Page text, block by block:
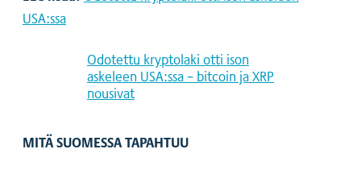
USA:ssa
Odotettu kryptolaki otti ison
askeleen USA:ssa – bitcoin ja XRP
nousivat
MITÄ SUOMESSA TAPAHTUU